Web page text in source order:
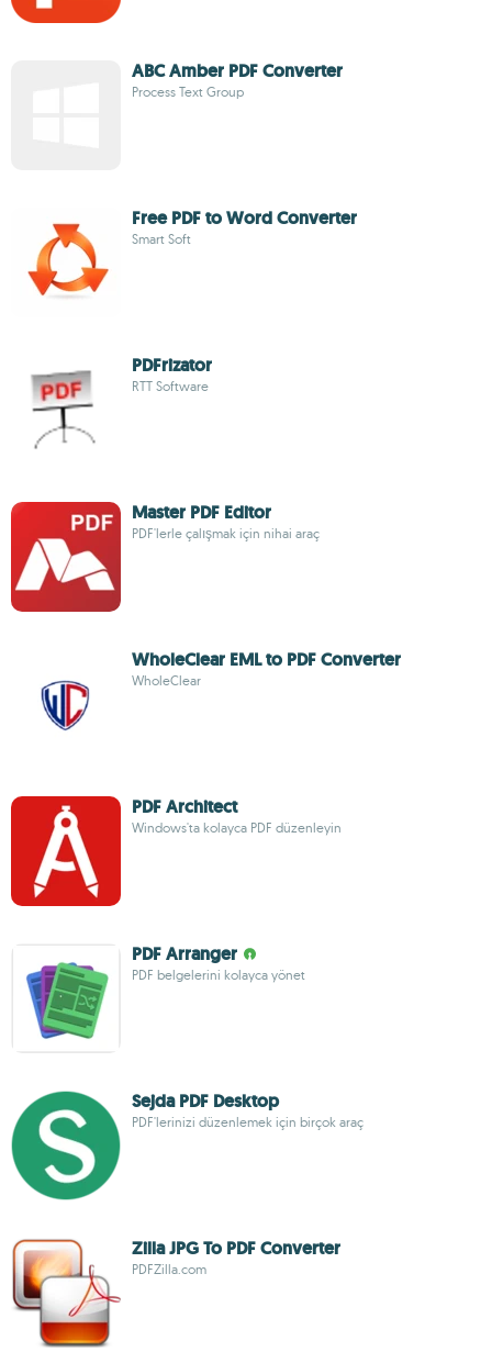
ABC Amber PDF Converter
Process Text Group
Free PDF to Word Converter
Smart Soft
PDFrizator
RTT Software
Master PDF Editor
PDF'lerle çalışmak için nihai araç
WholeClear EML to PDF Converter
WholeClear
PDF Architect
Windows'ta kolayca PDF düzenleyin
PDF Arranger
PDF belgelerini kolayca yönet
Sejda PDF Desktop
PDF'lerinizi düzenlemek için birçok araç
Zilla JPG To PDF Converter
PDFZilla.com